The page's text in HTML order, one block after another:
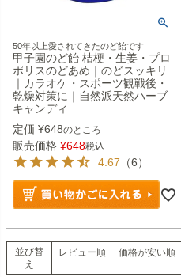
50年以上愛されてきたのど飴です
甲子園のど飴 桔梗・生姜・プロ
ポリスのどあめ｜のどスッキリ
｜カラオケ・スポーツ観戦後・
乾燥対策に｜自然派天然ハーブ
キャンディ
定価 ¥648のところ
販売価格 ¥648税込
4.67 （6）
並び替
え
レビュー順 価格が安い順